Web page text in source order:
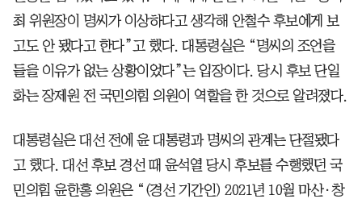
최 위원장이 명씨가 이상하다고 생각해 안철수 후보에게 보
고도 안 됐다고 한다”고 했다. 대통령실은 “명씨의 조언을
들을 이유가 없는 상황이었다”는 입장이다. 당시 후보 단일
화는 장제원 전 국민의힘 의원이 역할을 한 것으로 알려졌다.
대통령실은 대선 전에 윤 대통령과 명씨의 관계는 단절됐다
고 했다. 대선 후보 경선 때 윤석열 당시 후보를 수행했던 국
민의힘 윤한홍 의원은 “(경선 기간인) 2021년 10월 마산·창